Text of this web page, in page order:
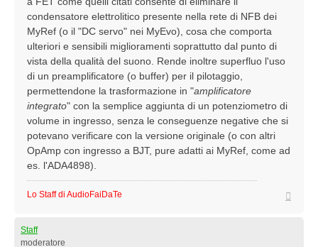
condensatore elettrolitico presente nella rete di NFB dei
MyRef (o il "DC servo" nei MyEvo), cosa che comporta
ulteriori e sensibili miglioramenti soprattutto dal punto di
vista della qualità del suono. Rende inoltre superfluo l'uso
di un preamplificatore (o buffer) per il pilotaggio,
permettendone la trasformazione in "amplificatore
integrato" con la semplice aggiunta di un potenziometro di
volume in ingresso, senza le conseguenze negative che si
potevano verificare con la versione originale (o con altri
OpAmp con ingresso a BJT, pure adatti ai MyRef, come ad
es. l'ADA4898).
Lo Staff di AudioFaiDaTe
Staff
moderatore